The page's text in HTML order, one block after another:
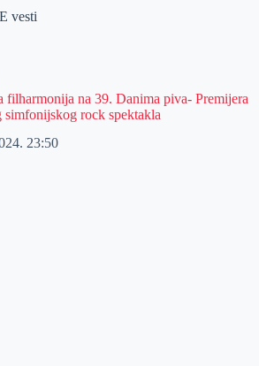
vesti
filharmonija na 39. Danima piva- Premijera
simfonijskog rock spektakla
23:50